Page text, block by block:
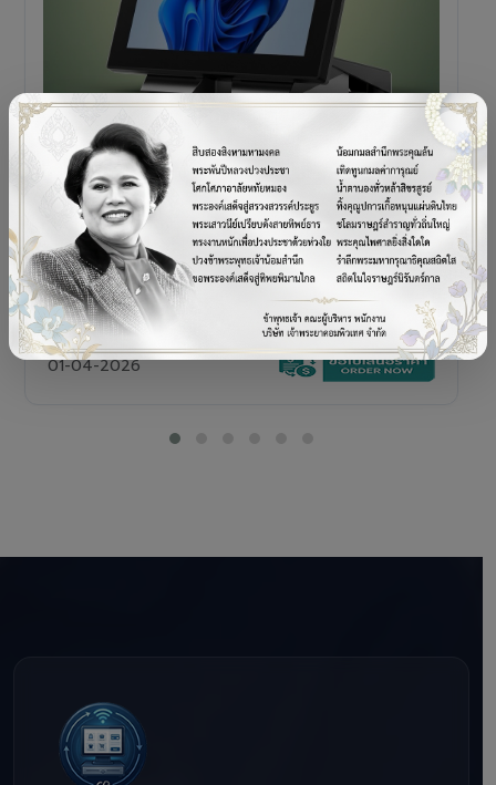
POS TERMINAL
SENOR V+5s
เครื่อง POS All-in-One Touch Screen ดีไซน์พรีเมียม
01-04-2026